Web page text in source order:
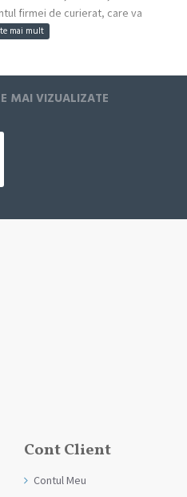
firmei de curierat, care va
In cazul in care comanda a fost
duminica ne angajam sa
de urgenta ta
fi instiintat prin email.
de tine ca adresa de
MAI VIZUALIZATE
Cont Client
Contul Meu